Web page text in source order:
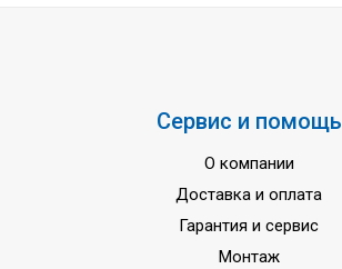
Вес декоративной панели
Размеры декоративной панели
Сервис и помощь
О компании
Доставка и оплата
Гарантия и сервис
Монтаж